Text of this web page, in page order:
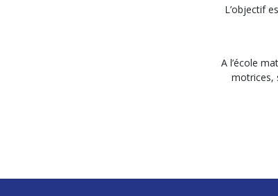
L’objectif
A l’école
motrices,